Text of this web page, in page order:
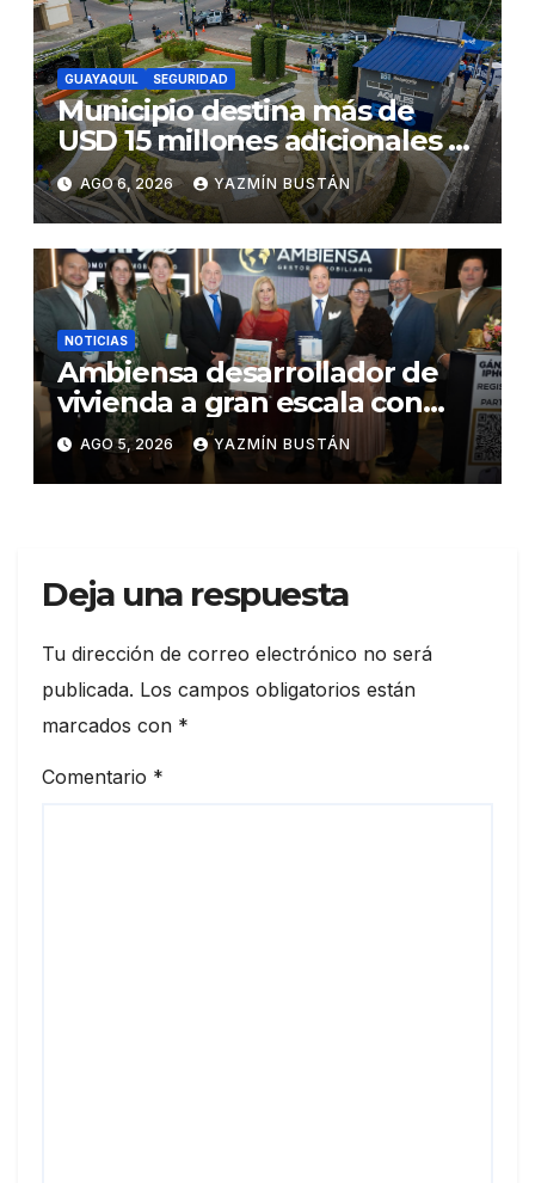
Daule
GUAYAQUIL SEGURIDAD
Municipio destina más de
USD 15 millones adicionales a
SEGURA EP para fortalecer la
seguridad ciudadana
AGO 6, 2026 YAZMÍN BUSTÁN
NOTICIAS
Ambiensa desarrollador de
vivienda a gran escala con
estándares internacionales
de sostenibilidad
AGO 5, 2026 YAZMÍN BUSTÁN
Deja una respuesta
Tu dirección de correo electrónico no será
publicada. Los campos obligatorios están
marcados con *
Comentario *